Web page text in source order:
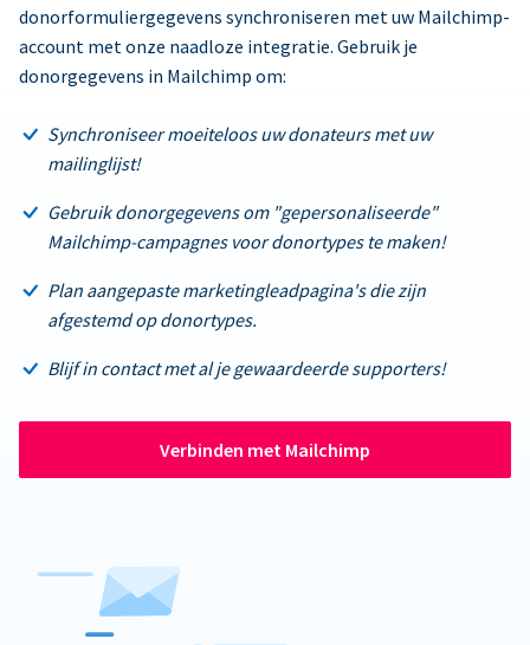
donorformuliergegevens synchroniseren met uw Mailchimp-
account met onze naadloze integratie. Gebruik je
donorgegevens in Mailchimp om:
Synchroniseer moeiteloos uw donateurs met uw
mailinglijst!
Gebruik donorgegevens om "gepersonaliseerde"
Mailchimp-campagnes voor donortypes te maken!
Plan aangepaste marketingleadpagina's die zijn
afgestemd op donortypes.
Blijf in contact met al je gewaardeerde supporters!
Verbinden met Mailchimp